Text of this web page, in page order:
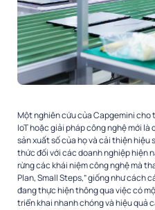
Một nghiên cứu của Capgemini cho
IoT hoặc giải pháp công nghệ mới
sản xuất số của họ và cải thiện
thức đối với các doanh nghiệp hiện
rừng các khái niệm công nghệ mà
Plan, Small Steps,” giống như cách
đang thực hiện thông qua việc có
triển khai nhanh chóng và hiệu quả